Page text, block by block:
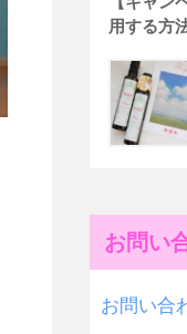
用する方
お問い
お問い合